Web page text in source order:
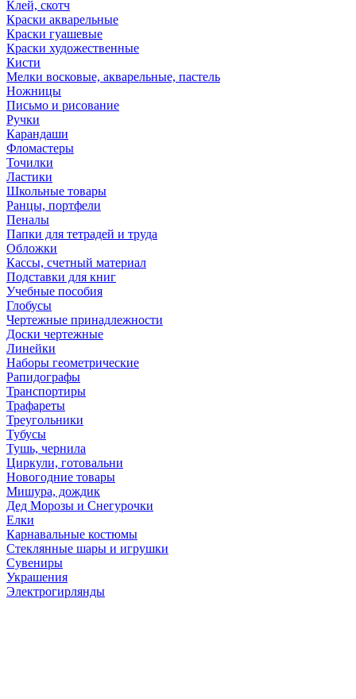
Клей, скотч
Краски акварельные
Краски гуашевые
Краски художественные
Кисти
Мелки восковые, акварельные, пастель
Ножницы
Письмо и рисование
Ручки
Карандаши
Фломастеры
Точилки
Ластики
Школьные товары
Ранцы, портфели
Пеналы
Папки для тетрадей и труда
Обложки
Кассы, счетный материал
Подставки для книг
Учебные пособия
Глобусы
Чертежные принадлежности
Доски чертежные
Линейки
Наборы геометрические
Рапидографы
Транспортиры
Трафареты
Треугольники
Тубусы
Тушь, чернила
Циркули, готовальни
Новогодние товары
Мишура, дождик
Дед Морозы и Снегурочки
Елки
Карнавальные костюмы
Стеклянные шары и игрушки
Сувениры
Украшения
Электрогирлянды